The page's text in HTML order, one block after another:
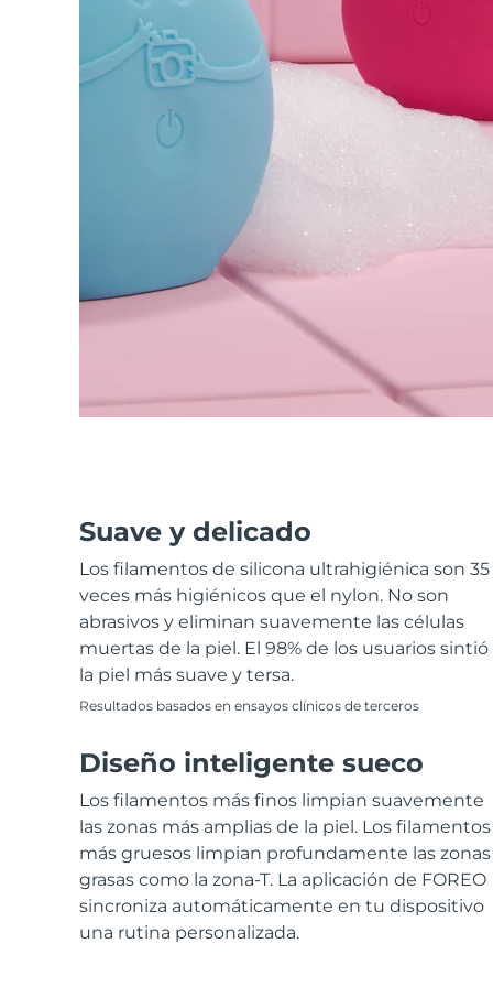
Suave y delicado
Los filamentos de silicona ultrahigiénica son 35
veces más higiénicos que el nylon. No son
abrasivos y eliminan suavemente las células
muertas de la piel. El 98% de los usuarios sintió
la piel más suave y tersa.
Resultados basados en ensayos clínicos de terceros
Diseño inteligente sueco
Los filamentos más finos limpian suavemente
las zonas más amplias de la piel. Los filamentos
más gruesos limpian profundamente las zonas
grasas como la zona-T. La aplicación de FOREO
sincroniza automáticamente en tu dispositivo
una rutina personalizada.